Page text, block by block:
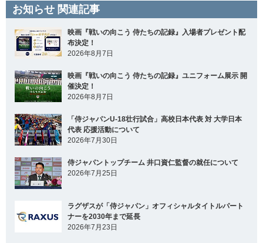
お知らせ 関連記事
映画『戦いの向こう 侍たちの記録』入場者プレゼント配
布決定！
2026年8月7日
映画『戦いの向こう 侍たちの記録』ユニフォーム展示 開
催決定！
2026年8月7日
「侍ジャパンU-18壮行試合」高校日本代表 対 大学日本
代表 応援活動について
2026年7月30日
侍ジャパントップチーム 井口資仁監督の就任について
2026年7月25日
ラグザスが「侍ジャパン」オフィシャルタイトルパート
ナーを2030年まで延長
2026年7月23日